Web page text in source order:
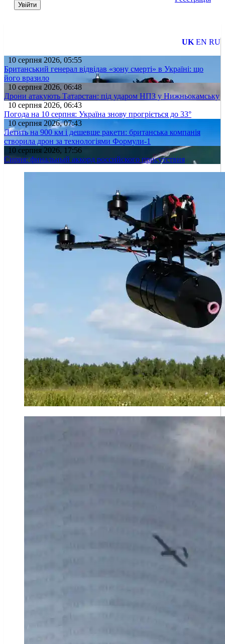
Увійти
UK EN RU
10 серпня 2026, 05:55
Британський генерал відвідав «зону смерті» в Україні: що
його вразило
10 серпня 2026, 06:48
Дрони атакують Татарстан: під ударом НПЗ у Нижньокамську
10 серпня 2026, 06:43
Погода на 10 серпня: Україна знову прогріється до 33°
10 серпня 2026, 07:43
Летить на 900 км і дешевше ракети: британська компанія
створила дрон за технологіями Формули-1
10 серпня 2026, 17:56
Сирия: финальный аккорд российского присутствия